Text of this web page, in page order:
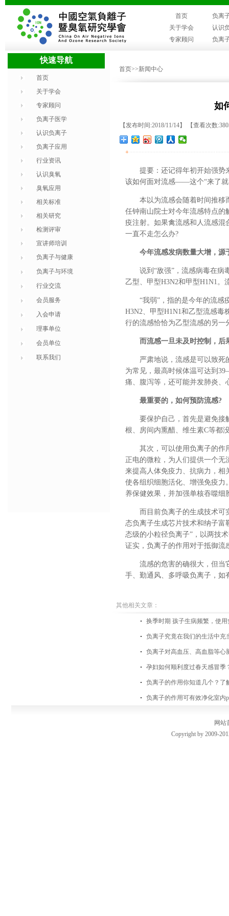
首页
负离
关于学会
认识
专家顾问
负离
快速导航
首页
关于学会
专家顾问
负离子医学
认识负离子
负离子应用
行业资讯
认识臭氧
臭氧应用
相关标准
相关研究
检测评审
宣讲师培训
负离子与健康
负离子与环境
行业交流
会员服务
入会申请
理事单位
会员单位
联系我们
首页>>新闻中心
如
【发布时间:2018/11/14】 【查看次数
+
提要：还记得年初开始强势
该如何面对流感——这个“来了就
本以为流感会随着时间推移
任钟南山院士对今年流感特点的
疫注射。如果禽流感和人流感混
一直不走怎么办?
今年流感发病数量大增，源
说到“敌强”，流感病毒在
乙型、甲型H3N2和甲型H1N1
“我弱”，指的是今年的流感
H3N2、甲型H1N1和乙型流感
行的流感恰恰为乙型流感的另一
而流感一旦未及时控制，后
严肃地说，流感是可以致
为常见，最高时候体温可达到
痛、腹泻等，还可能并发肺炎、
最重要的，如何预防流感?
要保护自己，首先是避免接
根、房间内熏醋、维生素C等都
其次，可以使用负离子的作
正电的微粒，为人们提供一个无
来提高人体免疫力、抗病力，相
使各组织细胞活化、增强免疫力
养保健效果，并加强单核吞噬细
而目前负离子的生成技术可
态负离子生成芯片技术和纳子富
态级的小粒径负离子”，以两技
证实，负离子的作用对于抵御流
流感的危害的确很大，但当
手、勤通风、多呼吸负离子，如
其他相关文章：
换季时期 孩子生病频繁，使
负离子究竟在我们的生活中充
负离子对高血压、高血脂等心
孕妇如何顺利度过春天感冒季
负离子的作用你知道几个？了
负离子的作用可有效净化室内
网站
Copyright by 2009-